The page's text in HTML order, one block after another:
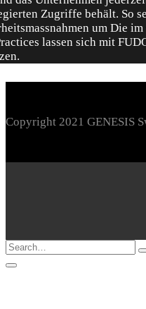
Copyright 2021 GENESIS